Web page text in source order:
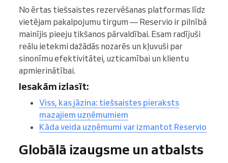
No ērtas tiešsaistes rezervēšanas platformas līdz
vietējam pakalpojumu tirgum — Reservio ir pilnībā
mainījis pieeju tikšanos pārvaldībai. Esam radījuši
reālu ietekmi dažādās nozarēs un kļuvuši par
sinonīmu efektivitātei, uzticamībai un klientu
apmierinātībai.
Iesakām izlasīt:
Viss, kas jāzina: tiešsaistes pieraksts
mazajiem uzņēmumiem
Kāda veida uzņēmumi var izmantot Reservio
Globālā izaugsme un atbalsts